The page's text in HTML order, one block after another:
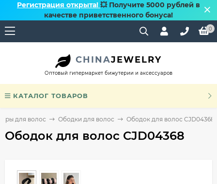
Регистрация открыта! 💥 Получите 5000 рублей в
качестве приветственного бонуса!
0
CHINAJEWELRY
Оптовый гипермаркет бижутерии и аксессуаров
КАТАЛОГ ТОВАРОВ
для волос Ободки для волос Ободок для волос CJD04368
Ободок для волос CJD04368